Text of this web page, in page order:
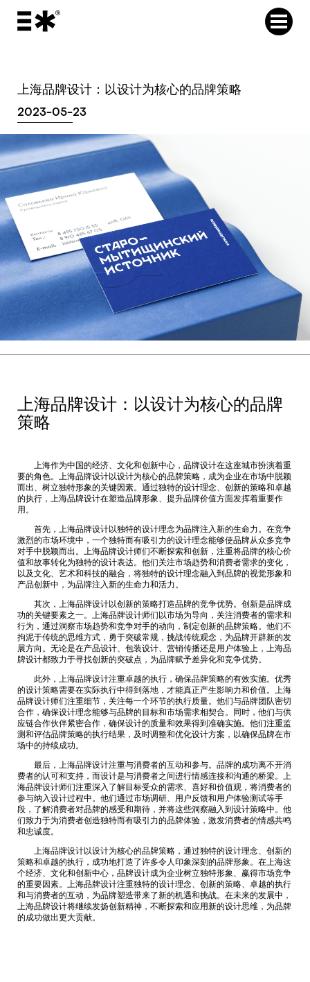
上海品牌设计：以设计为核心的品牌策略
2023-05-23
上海品牌设计：以设计为核心的品牌
策略
上海作为中国的经济、文化和创新中心，品牌设计在这座城市扮演着重
要的角色。上海品牌设计以设计为核心的品牌策略，成为企业在市场中脱颖
而出、树立独特形象的关键因素。通过独特的设计理念、创新的策略和卓越
的执行， 上海品牌设计在塑造品牌形象、提升品牌价值方面发挥着重要作
用。
首先，上海品牌设计以独特的设计理念为品牌注入新的生命力。在竞争
激烈的市场环境中，一个独特而有吸引力的设计理念能够使品牌从众多竞争
对手中脱颖而出。上海品牌设计师们不断探索和创新，注重将品牌的核心价
值和故事转化为独特的设计表达。他们关注市场趋势和消费者需求的变化，
以及文化、艺术和科技的融合，将独特的设计理念融入到品牌的视觉形象和
产品创新中，为品牌注入新的生命力和活力。
其次，上海品牌设计以创新的策略打造品牌的竞争优势。创新是品牌成
功的关键要素之一。上海品牌设计师们以市场为导向，关注消费者的需求和
行为，通过洞察市场趋势和竞争对手的动向，制定创新的品牌策略。他们不
拘泥于传统的思维方式，勇于突破常规，挑战传统观念，为品牌开辟新的发
展方向。无论是在产品设计、包装设计、营销传播还是用户体验上，上海品
牌设计都致力于寻找创新的突破点，为品牌赋予差异化和竞争优势。
此外，上海品牌设计注重卓越的执行，确保品牌策略的有效实施。优秀
的设计策略需要在实际执行中得到落地，才能真正产生影响力和价值。上海
品牌设计师们注重细节，关注每一个环节的执行质量。他们与品牌团队密切
合作，确保设计理念能够与品牌的目标和市场需求相契合。同时，他们与供
应链合作伙伴紧密合作，确保设计的质量和效果得到准确实施。他们注重监
测和评估品牌策略的执行结果，及时调整和优化设计方案，以确保品牌在市
场中的持续成功。
最后，上海品牌设计注重与消费者的互动和参与。品牌的成功离不开消
费者的认可和支持，而设计是与消费者之间进行情感连接和沟通的桥梁。上
海品牌设计师们注重深入了解目标受众的需求、喜好和价值观，将消费者的
参与纳入设计过程中。他们通过市场调研、用户反馈和用户体验测试等手
段，了解消费者对品牌的感受和期待，并将这些洞察融入到设计策略中。他
们致力于为消费者创造独特而有吸引力的品牌体验，激发消费者的情感共鸣
和忠诚度。
上海品牌设计以设计为核心的品牌策略，通过独特的设计理念、创新的
策略和卓越的执行，成功地打造了许多令人印象深刻的品牌形象。在上海这
个经济、文化和创新中心，品牌设计成为企业树立独特形象、赢得市场竞争
的重要因素。上海品牌设计注重独特的设计理念、创新的策略、卓越的执行
和与消费者的互动，为品牌塑造带来了新的机遇和挑战。在未来的发展中，
上海品牌设计将继续发扬创新精神，不断探索和应用新的设计思维，为品牌
的成功做出更大贡献。